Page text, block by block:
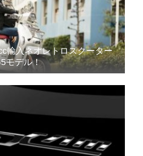
輸入ネオレトロスクーター
モデル！